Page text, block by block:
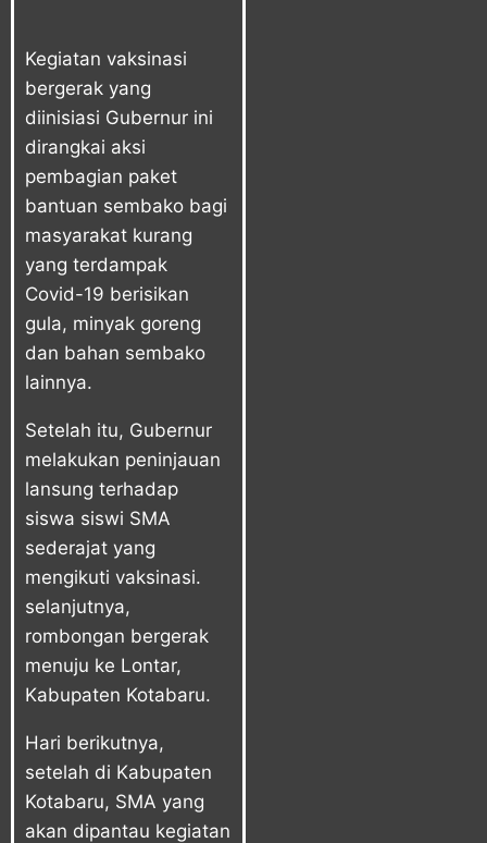
Kegiatan vaksinasi
bergerak yang
diinisiasi Gubernur ini
dirangkai aksi
pembagian paket
bantuan sembako bagi
masyarakat kurang
yang terdampak
Covid-19 berisikan
gula, minyak goreng
dan bahan sembako
lainnya.
Setelah itu, Gubernur
melakukan peninjauan
lansung terhadap
siswa siswi SMA
sederajat yang
mengikuti vaksinasi.
selanjutnya,
rombongan bergerak
menuju ke Lontar,
Kabupaten Kotabaru.
Hari berikutnya,
setelah di Kabupaten
Kotabaru, SMA yang
akan dipantau kegiatan